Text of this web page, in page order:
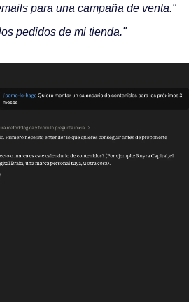
para una campaña de venta."
pedidos de mi tienda."